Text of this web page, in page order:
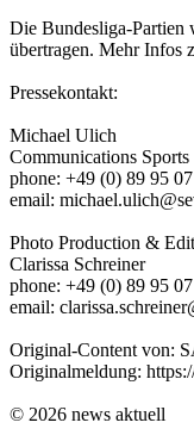
Die Bundesliga-
übertragen. Mehr Infos
Pressekontakt:
Michael Ulich
Communications Sports
phone: +49 (0) 89 95
email:
Photo Production &
Clarissa Schreiner
phone: +49 (0) 89 95 07
email:
Original-Content von:
Originalmeldung:
© 2026 news aktuell